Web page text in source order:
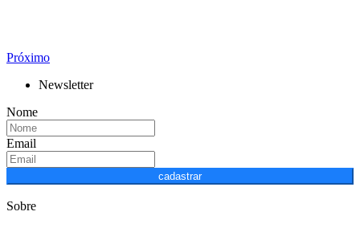
Próximo
Newsletter
Nome
Email
cadastrar
Sobre